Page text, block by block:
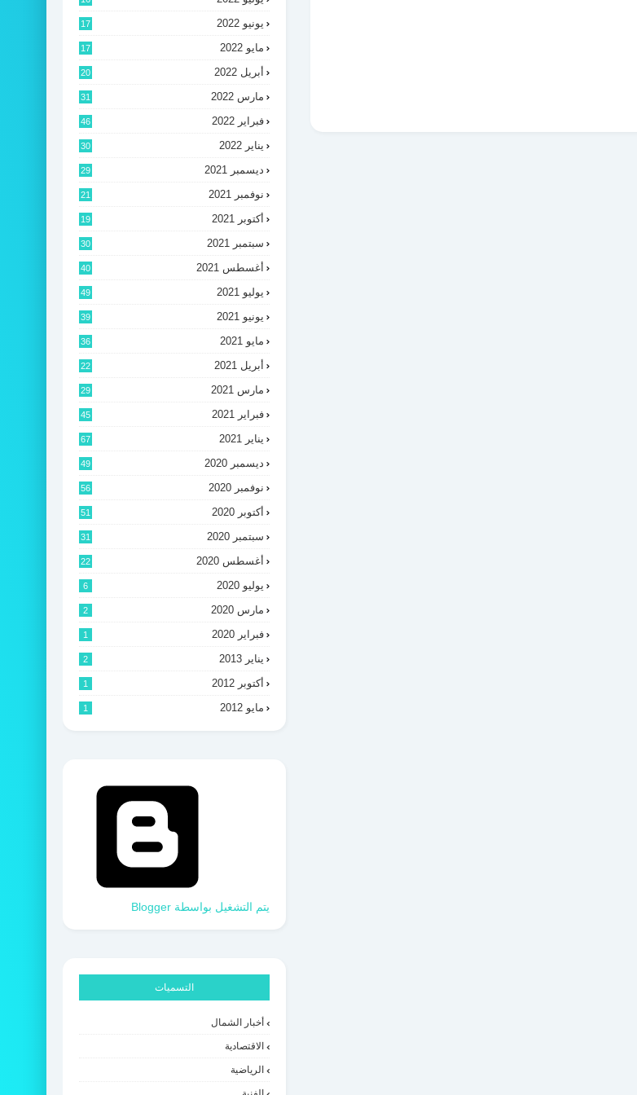
يونيو 2022 17
مايو 2022 17
أبريل 2022 20
مارس 2022 31
فبراير 2022 46
يناير 2022 30
ديسمبر 2021 29
نوفمبر 2021 21
أكتوبر 2021 19
سبتمبر 2021 30
أغسطس 2021 40
يوليو 2021 49
يونيو 2021 39
مايو 2021 36
أبريل 2021 22
مارس 2021 29
فبراير 2021 45
يناير 2021 67
ديسمبر 2020 49
نوفمبر 2020 56
أكتوبر 2020 51
سبتمبر 2020 31
أغسطس 2020 22
يوليو 2020 6
مارس 2020 2
فبراير 2020 1
يناير 2013 2
أكتوبر 2012 1
مايو 2012 1
‏يتم التشغيل بواسطة Blogger
التسميات
أخبار الشمال
الاقتصادية
الرياضية